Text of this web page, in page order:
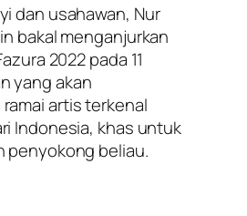
dan usahawan, Nur
bakal menganjurkan
2022 pada 11
yang akan
artis terkenal
Indonesia, khas untuk
penyokong beliau.